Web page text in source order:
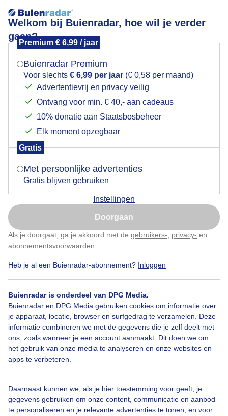
Welkom bij Buienradar, hoe wil je verder
gaan?
Premium € 6,99 / jaar
Buienradar Premium
Voor slechts € 6,99 per jaar (€ 0,58 per maand)
Advertentievrij en privacy veilig
Ontvang voor min. € 40,- aan cadeaus
10% donatie aan Staatsbosbeheer
Elk moment opzegbaar
Gratis
Met persoonlijke advertenties
Gratis blijven gebruiken
Instellingen
Doorgaan
Als je doorgaat, ga je akkoord met de gebruikers- privacy- en
abonnementsvoorwaarden
Heb je al een Buienradar-abonnement? Inloggen
Buienradar is onderdeel van DPG Media.
Buienradar en DPG Media gebruiken cookies om informatie over
je apparaat, locatie, browser en surfgedrag te verzamelen. Deze
informatie combineren we met de gegevens die je zelf deelt met
ons, zoals wanneer je een account aanmaakt. Dit doen we om
het gebruik van onze media te analyseren en onze websites en
apps te verbeteren.
Daarnaast kunnen we, als je hier toestemming voor geeft, je
gegevens gebruiken om onze content, communicatie en aanbod
te personaliseren en je relevante advertenties te tonen, en voor
Vriendelijke bewolking en volop zon
Door: Astrid Wiessner Hoog Gemaakt: 07-06-2026, 52x bekeken
Zon Wolken
Bekijk slideshow
Mogen we je locatie gebruiken voor het
Indien je hier nog geen akkoord op hebt gegeven,
verschijnt er zo een pop-up uit je browser waarin
Is goed, toon de popup
Nu niet, misschien later
Klik hierom dit aan te passen